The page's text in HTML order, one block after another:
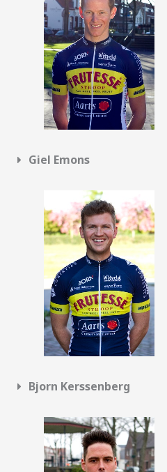
Giel Emons
Bjorn Kerssenberg